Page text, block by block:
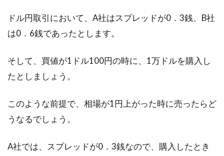
ドル円取引において、A社はスプレッドが0．3銭、B社
は0．6銭であったとします。
そして、買値が1ドル100円の時に、1万ドルを購入し
たとしましょう。
このような前提で、相場が1円上がった時に売ったらど
うなるでしょう。
A社では、スプレッドが0．3銭なので、購入したとき